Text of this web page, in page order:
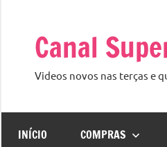
Canal
Videos novos nas terças e
INÍCIO COMPRAS